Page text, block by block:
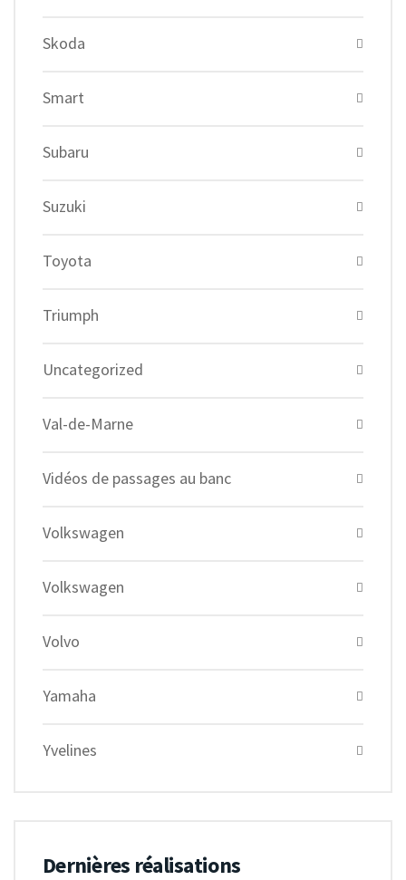
Skoda
Smart
Subaru
Suzuki
Toyota
Triumph
Uncategorized
Val-de-Marne
Vidéos de passages au banc
Volkswagen
Volkswagen
Volvo
Yamaha
Yvelines
Dernières réalisations